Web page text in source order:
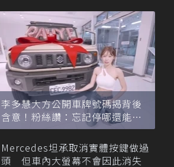
李多慧大方公開車牌號碼揭背後
含意！粉絲讚：忘記停哪還能幫
忙找車
Mercedes坦承取消實體按鍵做過
頭 但車內大螢幕不會因此消失